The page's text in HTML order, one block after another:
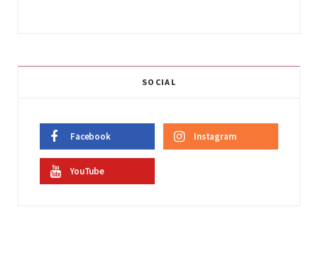
SOCIAL
Facebook Instagram
YouTube